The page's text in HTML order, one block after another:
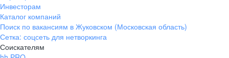
Инвесторам
Каталог компаний
Поиск по вакансиям в Жуковском (Московская область)
Сетка: соцсеть для нетворкинга
Соискателям